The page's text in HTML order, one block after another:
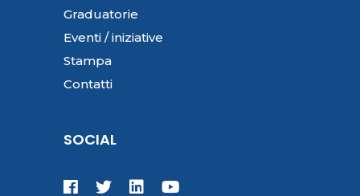
Graduatorie
Eventi / iniziative
Stampa
Contatti
SOCIAL